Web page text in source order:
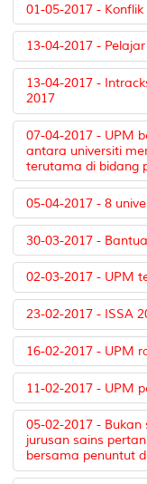
01-05-2017 -
13-04-2017 -
13-04-2017 -
2017
07-04-2017 - UPM
antara universiti
terutama di bidang
05-04-2017 - 8
30-03-2017 -
02-03-2017 - UPM
23-02-2017 - ISSA
16-02-2017 - UPM
11-02-2017 - UPM
05-02-2017 -
jurusan sains
bersama penuntut